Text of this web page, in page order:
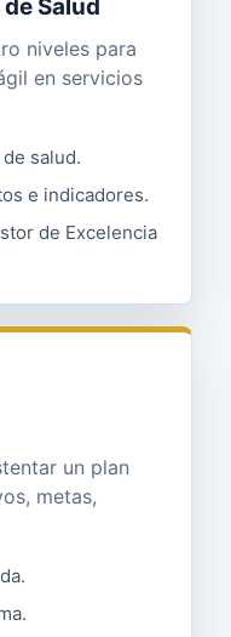
Salud
niveles para
en servicios
salud.
e indicadores.
de Excelencia
un plan
metas,